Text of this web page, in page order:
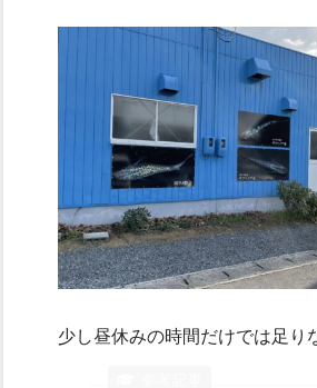
少し昼休みの時間だけでは足り